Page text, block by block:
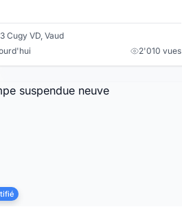
Cugy VD, Vaud
2'010 vues